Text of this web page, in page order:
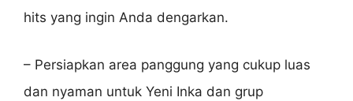
hits yang ingin Anda dengarkan.
– Persiapkan area panggung yang cukup luas
dan nyaman untuk Yeni Inka dan grup